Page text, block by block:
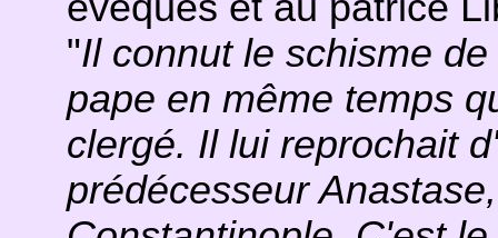
"Il connut le schisme
pape en même temps
clergé. Il lui reprochait
prédécesseur